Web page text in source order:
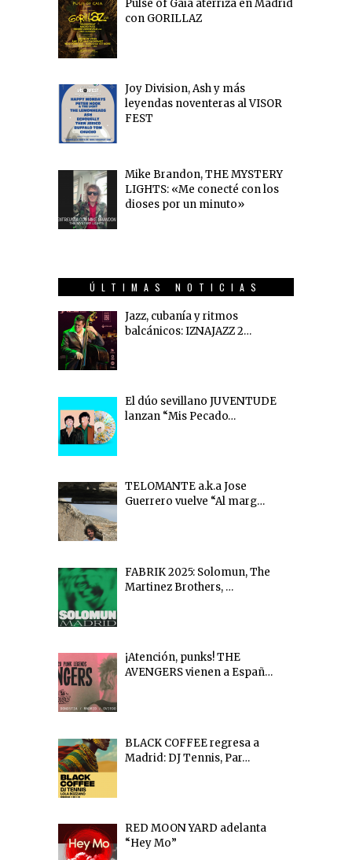
Pulse of Gaia aterriza en Madrid
con GORILLAZ
Joy Division, Ash y más
leyendas noventeras al VISOR
FEST
Mike Brandon, THE MYSTERY
LIGHTS: «Me conecté con los
dioses por un minuto»
ÚLTIMAS NOTICIAS
Jazz, cubanía y ritmos
balcánicos: IZNAJAZZ 2…
El dúo sevillano JUVENTUDE
lanzan “Mis Pecado…
TELOMANTE a.k.a Jose
Guerrero vuelve “Al marg…
FABRIK 2025: Solomun, The
Martinez Brothers, …
¡Atención, punks! THE
AVENGERS vienen a Españ…
BLACK COFFEE regresa a
Madrid: DJ Tennis, Par…
RED MOON YARD adelanta
“Hey Mo”